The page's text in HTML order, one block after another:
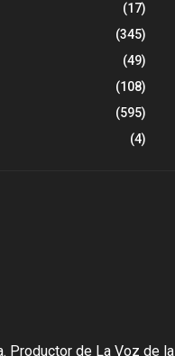
(17)
(345)
(49)
(108)
(595)
(4)
Productor de La Voz de la